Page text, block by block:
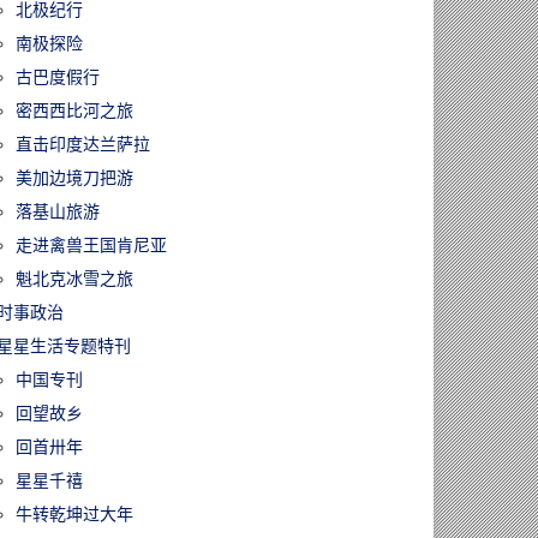
北极纪行
南极探险
古巴度假行
密西西比河之旅
直击印度达兰萨拉
美加边境刀把游
落基山旅游
走进禽兽王国肯尼亚
魁北克冰雪之旅
事政治
星生活专题特刊
中国专刊
回望故乡
回首卅年
星星千禧
牛转乾坤过大年